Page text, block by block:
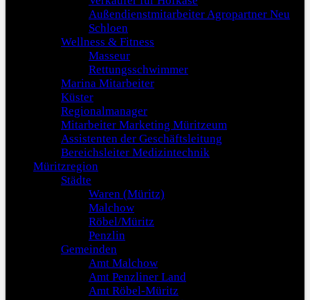
Außendienstmitarbeiter Agropartner Neu
Schloen
Wellness & Fitness
Masseur
Rettungsschwimmer
Marina Mitarbeiter
Küster
Regionalmanager
Mitarbeiter Marketing Müritzeum
Assistenten der Geschäftsleitung
Bereichsleiter Medizintechnik
Müritzregion
Städte
Waren (Müritz)
Malchow
Röbel/Müritz
Penzlin
Gemeinden
Amt Malchow
Amt Penzliner Land
Amt Röbel-Müritz